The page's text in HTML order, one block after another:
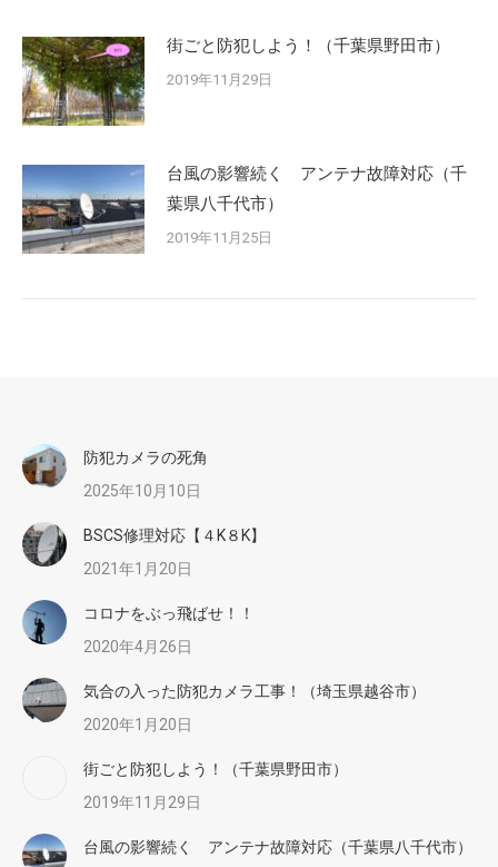
街ごと防犯しよう！（千葉県野田市）
2019年11月29日
台風の影響続く アンテナ故障対応（千
葉県八千代市）
2019年11月25日
防犯カメラの死角
2025年10月10日
BSCS修理対応【４K８K】
2021年1月20日
コロナをぶっ飛ばせ！！
2020年4月26日
気合の入った防犯カメラ工事！（埼玉県越谷市）
2020年1月20日
街ごと防犯しよう！（千葉県野田市）
2019年11月29日
台風の影響続く アンテナ故障対応（千葉県八千代市）